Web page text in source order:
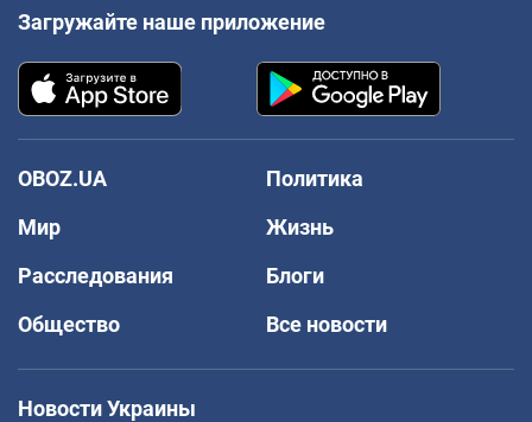
Загружайте наше приложение
OBOZ.UA
Политика
Мир
Жизнь
Расследования
Блоги
Общество
Все новости
Новости Украины